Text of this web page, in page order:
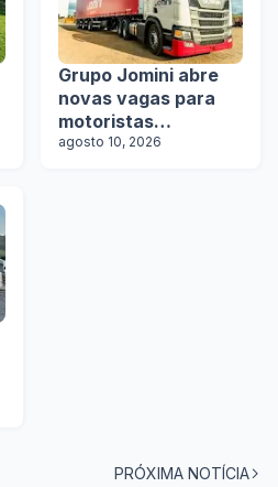
Grupo Jomini abre
novas vagas para
motoristas
categoria D e E
agosto 10, 2026
PRÓXIMA NOTÍCIA